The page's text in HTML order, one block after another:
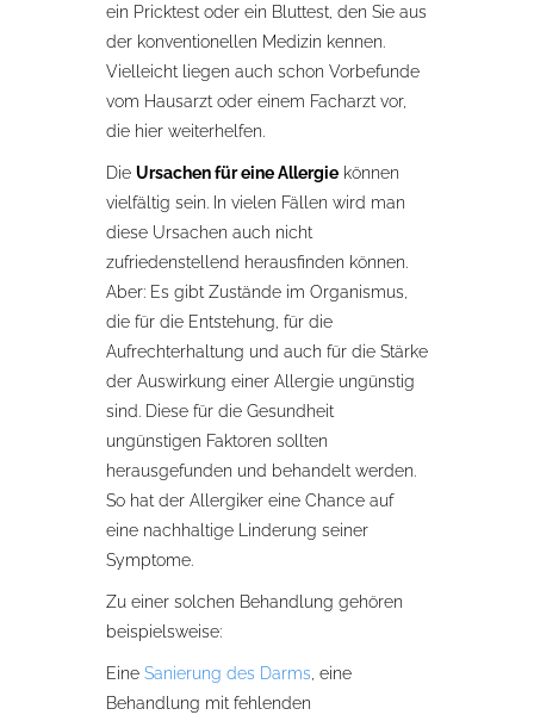
ein Pricktest oder ein Bluttest, den Sie aus
der konventionellen Medizin kennen.
Vielleicht liegen auch schon Vorbefunde
vom Hausarzt oder einem Facharzt vor,
die hier weiterhelfen.
Die Ursachen für eine Allergie können
vielfältig sein. In vielen Fällen wird man
diese Ursachen auch nicht
zufriedenstellend herausfinden können.
Aber: Es gibt Zustände im Organismus,
die für die Entstehung, für die
Aufrechterhaltung und auch für die Stärke
der Auswirkung einer Allergie ungünstig
sind. Diese für die Gesundheit
ungünstigen Faktoren sollten
herausgefunden und behandelt werden.
So hat der Allergiker eine Chance auf
eine nachhaltige Linderung seiner
Symptome.
Zu einer solchen Behandlung gehören
beispielsweise:
Eine Sanierung des Darms , eine
Behandlung mit fehlenden